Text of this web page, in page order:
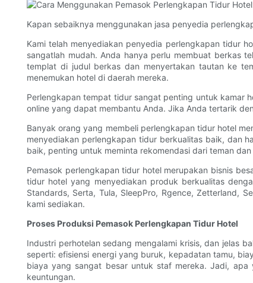
Kapan sebaiknya menggunakan jasa penyedia
Kami telah menyediakan penyedia perlengkapan tidur
sangatlah mudah. ​​Anda hanya perlu membuat berkas
templat di judul berkas dan menyertakan tautan ke
menemukan hotel di daerah mereka.
Perlengkapan tempat tidur sangat penting untuk kamar
online yang dapat membantu Anda. Jika Anda tertarik
Banyak orang yang membeli perlengkapan tidur hotel
menyediakan perlengkapan tidur berkualitas baik, dan
baik, penting untuk meminta rekomendasi dari teman
Pemasok perlengkapan tidur hotel merupakan bisnis
tidur hotel yang menyediakan produk berkualitas
Standards, Serta, Tula, SleepPro, Rgence, Zetterland,
kami sediakan.
Proses Produksi Pemasok Perlengkapan Tidur Hotel
Industri perhotelan sedang mengalami krisis, dan jelas
seperti: efisiensi energi yang buruk, kepadatan tamu,
biaya yang sangat besar untuk staf mereka. Jadi, apa
keuntungan.